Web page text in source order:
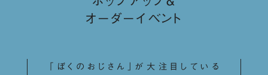
オーダーイベント
「ぼくのおじさん」が大注目している